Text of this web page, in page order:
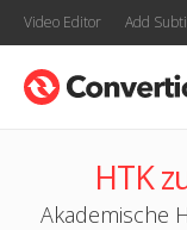
Video Editor Add
HTK
Akademische